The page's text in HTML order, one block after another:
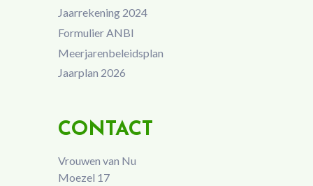
Jaarrekening 2024
Formulier ANBI
Meerjarenbeleidsplan
Jaarplan 2026
CONTACT
Vrouwen van Nu
Moezel 17